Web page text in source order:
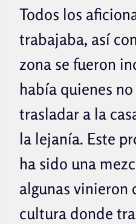
Todos los
trabajaba, así
zona se fueron
había quienes
trasladar a la
la lejanía. Este
ha sido una
algunas vinieron
cultura donde